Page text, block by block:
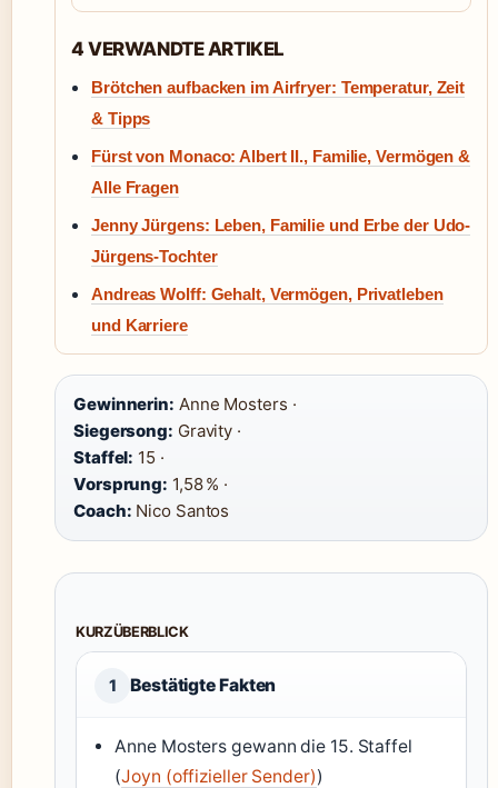
4 VERWANDTE ARTIKEL
Brötchen aufbacken im Airfryer: Temperatur, Zeit
& Tipps
Fürst von Monaco: Albert II., Familie, Vermögen &
Alle Fragen
Jenny Jürgens: Leben, Familie und Erbe der Udo-
Jürgens-Tochter
Andreas Wolff: Gehalt, Vermögen, Privatleben
und Karriere
Gewinnerin: Anne Mosters ·
Siegersong: Gravity ·
Staffel: 15 ·
Vorsprung: 1,58 % ·
Coach: Nico Santos
KURZÜBERBLICK
1 Bestätigte Fakten
Anne Mosters gewann die 15. Staffel
(Joyn (offizieller Sender))